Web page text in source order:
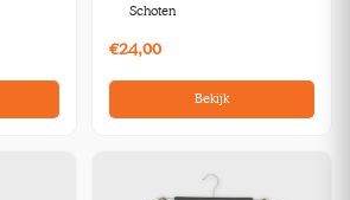
Schoten
€24,00
Bekijk